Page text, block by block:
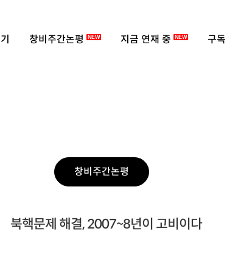
창비주간논평 NEW 지금 연재 중 NEW 구독
창비주간논평
북핵문제 해결, 2007~8년이 고비이다